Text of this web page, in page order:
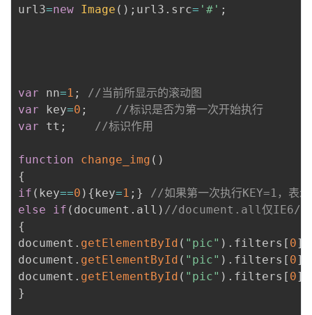
url3=new Image ( ) ; url3 . src= '#' ;
var nn=1 ;
//当前所显示的滚动图
var key=0 ;
//标识是否为第一次开始执行
var tt ; //标识作用
function change_img ( )
{
if ( key==0 ) { key=1 ; }
//如果第一次执行KEY=1，表
else
if ( document . all ) //document.all仅IE6/7
{
document . getElementById ( "pic" ) . filters [ 0]
document . getElementById ( "pic" ) . filters [ 0]
document . getElementById ( "pic" ) . filters [ 0]
}